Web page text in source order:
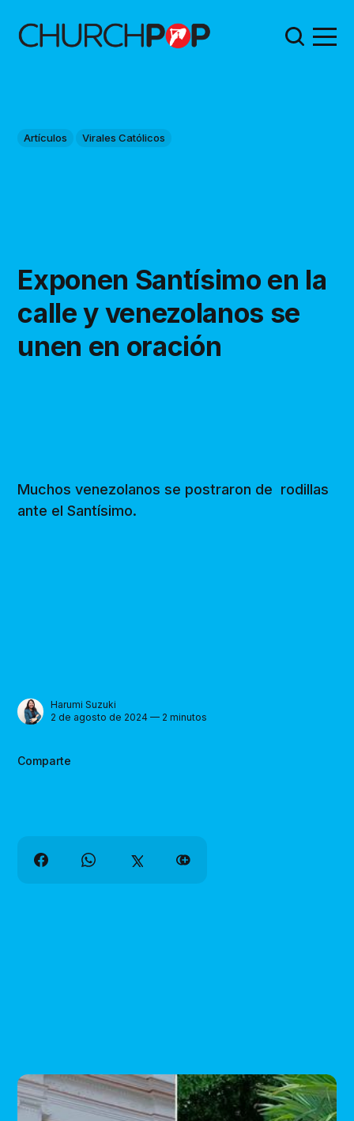
Artículos Virales Católicos
Exponen Santísimo en la
calle y venezolanos se
unen en oración
Muchos venezolanos se postraron de rodillas
ante el Santísimo.
Harumi Suzuki
2 de agosto de 2024 — 2 minutos
Comparte